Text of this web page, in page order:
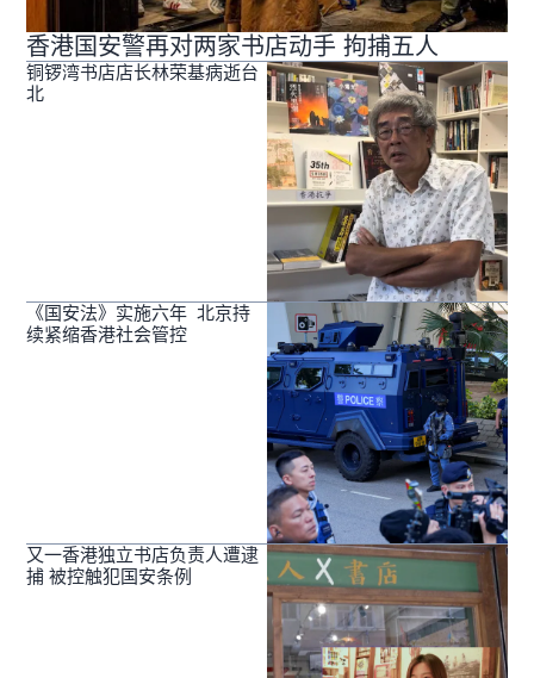
香港国安警再对两家书店动手 拘捕五人
铜锣湾书店店长林荣基病逝台
北
《国安法》实施六年 北京持
续紧缩香港社会管控
又一香港独立书店负责人遭逮
捕 被控触犯国安条例